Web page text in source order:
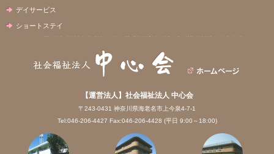
デイサービス
ショートステイ
【運営法人】社会福祉法人 中心会
〒243-0431 神奈川県海老名市上今泉4-7-1
Tel:046-206-4427 Fax:046-206-4428 (平日 9:00～18:00)